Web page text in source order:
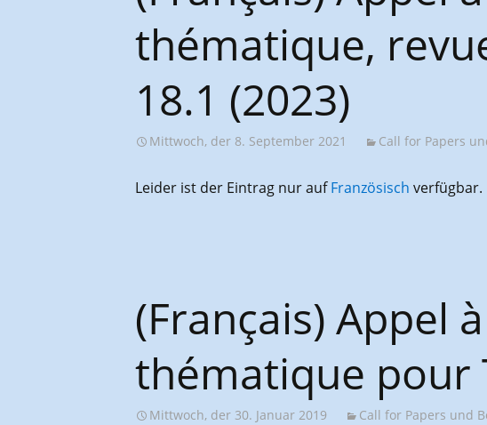
thématique,
18.1 (2023)
Mittwoch, der 8. September 2021 Call for Papers
Leider ist der Eintrag nur aufFranzösisch verfügbar.
(Français) Appel
thématique pour
Mittwoch, der 30. Januar 2019 Call for Papers und